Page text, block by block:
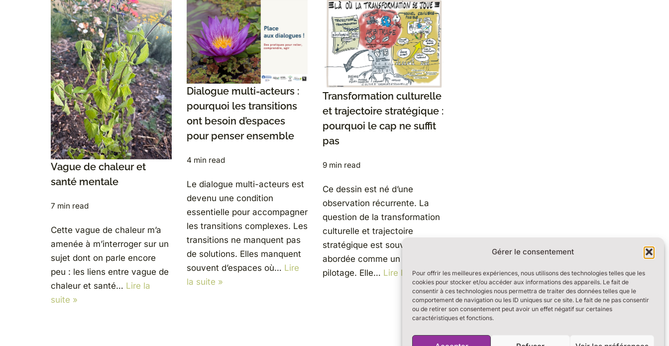
Gérer le consentement
Pour offrir les meilleures expériences, nous utilisons des technologies telles que les
cookies pour stocker et/ou accéder aux informations des appareils. Le fait de
consentir à ces technologies nous permettra de traiter des données telles que le
comportement de navigation ou les ID uniques sur ce site. Le fait de ne pas consentir
ou de retirer son consentement peut avoir un effet négatif sur certaines
caractéristiques et fonctions.
Vague de chaleur et
santé mentale
7 min read
Cette vague de chaleur m’a
amenée à m’interroger sur un
sujet dont on parle encore
peu : les liens entre vague de
chaleur et santé… Lire la
suite »
Dialogue multi-acteurs :
pourquoi les transitions
ont besoin d’espaces
pour penser ensemble
4 min read
Le dialogue multi-acteurs est
devenu une condition
essentielle pour accompagner
les transitions complexes. Les
transitions ne manquent pas
de solutions. Elles manquent
souvent d’espaces où… Lire
la suite »
Transformation culturelle
et trajectoire stratégique :
pourquoi le cap ne suffit
pas
9 min read
Ce dessin est né d’une
observation récurrente. La
question de la transformation
culturelle et trajectoire
stratégique est souvent
abordée comme un sujet de
pilotage. Elle… Lire la suite »